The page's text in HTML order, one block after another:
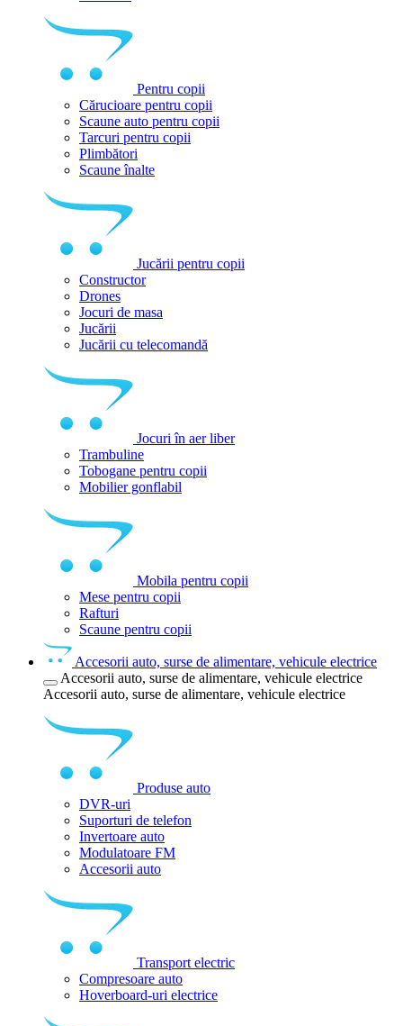
Pentru copii
Cărucioare pentru copii
Scaune auto pentru copii
Tarcuri pentru copii
Plimbători
Scaune înalte
Jucării pentru copii
Constructor
Drones
Jocuri de masa
Jucării
Jucării cu telecomandă
Jocuri în aer liber
Trambuline
Tobogane pentru copii
Mobilier gonflabil
Mobila pentru copii
Mese pentru copii
Rafturi
Scaune pentru copii
Accesorii auto, surse de alimentare, vehicule electrice
Accesorii auto, surse de alimentare, vehicule electrice
Accesorii auto, surse de alimentare, vehicule electrice
Produse auto
DVR-uri
Suporturi de telefon
Invertoare auto
Modulatoare FM
Accesorii auto
Transport electric
Compresoare auto
Hoverboard-uri electrice